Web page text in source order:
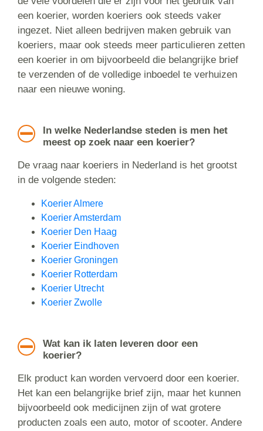
een koerier, worden koeriers ook steeds vaker
ingezet. Niet alleen bedrijven maken gebruik van
koeriers, maar ook steeds meer particulieren zetten
een koerier in om bijvoorbeeld die belangrijke brief
te verzenden of de volledige inboedel te verhuizen
naar een nieuwe woning.
In welke Nederlandse steden is men het
meest op zoek naar een koerier?
De vraag naar koeriers in Nederland is het grootst
in de volgende steden:
Koerier Almere
Koerier Amsterdam
Koerier Den Haag
Koerier Eindhoven
Koerier Groningen
Koerier Rotterdam
Koerier Utrecht
Koerier Zwolle
Wat kan ik laten leveren door een
koerier?
Elk product kan worden vervoerd door een koerier.
Het kan een belangrijke brief zijn, maar het kunnen
bijvoorbeeld ook medicijnen zijn of wat grotere
producten zoals een auto, motor of scooter. Andere